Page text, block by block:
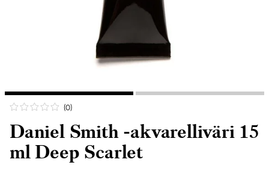
(0)
Daniel Smith -akvarelliväri 15
ml Deep Scarlet